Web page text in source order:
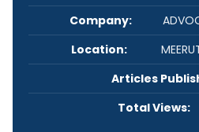
Company:
Location:
Articles
Total Views: